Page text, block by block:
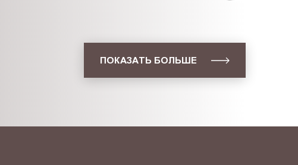
ПОКАЗАТЬ БОЛЬШЕ